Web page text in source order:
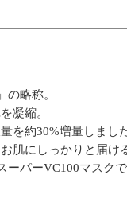
の略称。
凝縮。
を約30%増量しました
肌にしっかりと届け
パーVC100マスクで